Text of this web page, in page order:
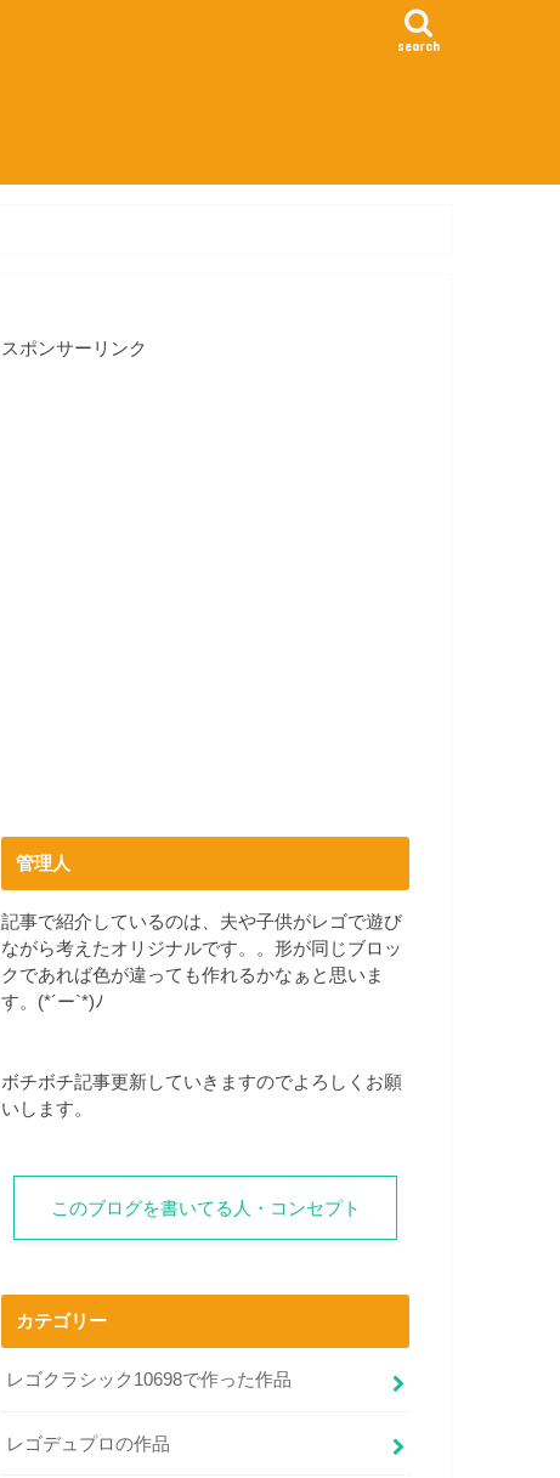
search
スポンサーリンク
管理人
記事で紹介しているのは、夫や子供がレゴで遊び
ながら考えたオリジナルです。。形が同じブロッ
クであれば色が違っても作れるかなぁと思いま
す。(*´ー`*)ﾉ
ボチボチ記事更新していきますのでよろしくお願
いします。
このブログを書いてる人・コンセプト
カテゴリー
レゴクラシック10698で作った作品
レゴデュプロの作品